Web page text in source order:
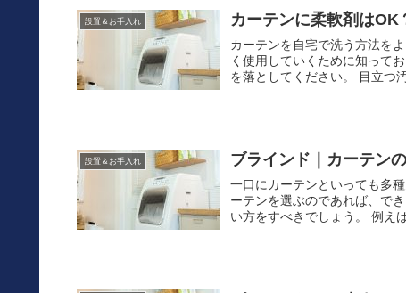
設置＆お手入れ カーテンに柔軟剤は
カーテンを自宅で洗う方法を
く使用していくために知って
を落としてください。 目立つ
設置＆お手入れ ブラインド｜カーテン
一口にカーテンといっても多
ーテンを選ぶのであれば、で
い方をすべきでしょう。 例え